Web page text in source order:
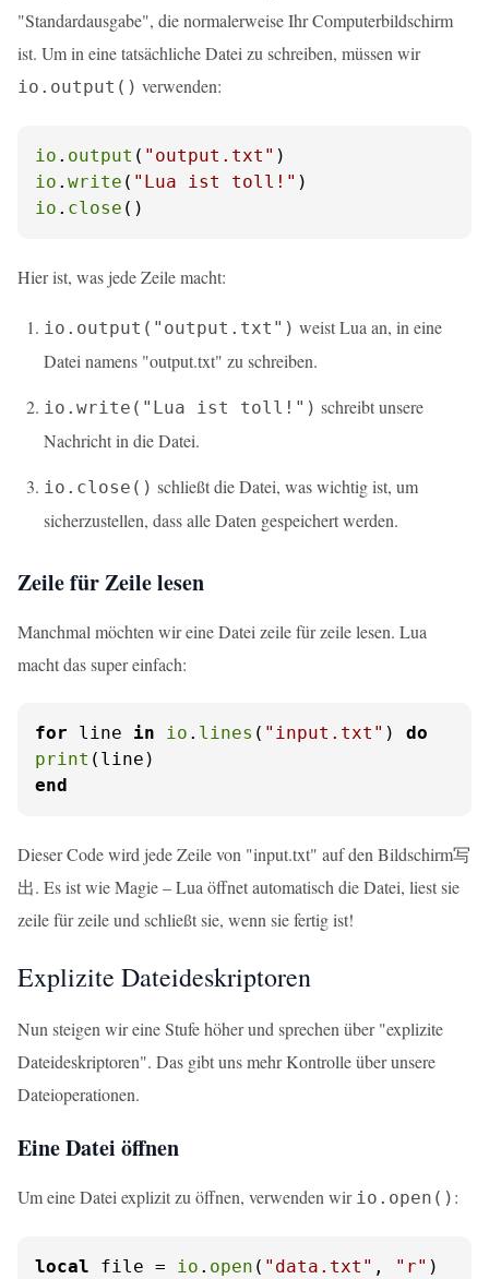
"Standardausgabe", die normalerweise Ihr Computerbildschirm
ist. Um in eine tatsächliche Datei zu schreiben, müssen wir
io.output() verwenden:
io . output ( "output.txt"
io . write ( "Lua ist toll!"
io . close ()
Hier ist, was jede Zeile macht:
io.output("output.txt") weist Lua an, in eine
Datei namens "output.txt" zu schreiben.
io.write("Lua ist toll!") schreibt unsere
Nachricht in die Datei.
io.close() schließt die Datei, was wichtig ist, um
sicherzustellen, dass alle Daten gespeichert werden.
Zeile für Zeile lesen
Manchmal möchten wir eine Datei zeile für zeile lesen. Lua
macht das super einfach:
for line in io . lines ( "input.txt" ) do
print
end
Dieser Code wird jede Zeile von "input.txt" auf den Bildschirm写
出. Es ist wie Magie – Lua öffnet automatisch die Datei, liest sie
zeile für zeile und schließt sie, wenn sie fertig ist!
Explizite Dateideskriptoren
Nun steigen wir eine Stufe höher und sprechen über "explizite
Dateideskriptoren". Das gibt uns mehr Kontrolle über unsere
Dateioperationen.
Eine Datei öffnen
Um eine Datei explizit zu öffnen, verwenden wir io.open() :
local file = io . open ( "data.txt" , "r"